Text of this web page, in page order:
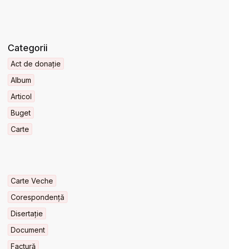
Categorii
Act de donație
Album
Articol
Buget
Carte
Carte Veche
Corespondență
Disertație
Document
Factură